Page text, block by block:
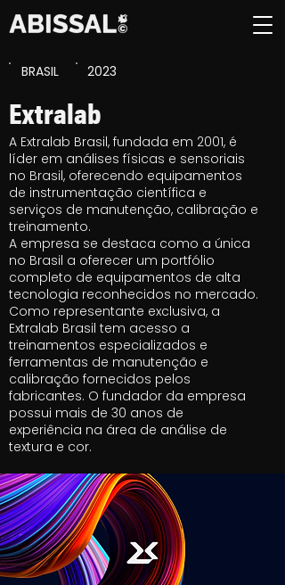
BRASIL 2023
Extralab
A Extralab Brasil, fundada em 2001, é
líder em análises físicas e sensoriais
no Brasil, oferecendo equipamentos
de instrumentação científica e
serviços de manutenção, calibração e
treinamento.
A empresa se destaca como a única
no Brasil a oferecer um portfólio
completo de equipamentos de alta
tecnologia reconhecidos no mercado.
Como representante exclusiva, a
Extralab Brasil tem acesso a
treinamentos especializados e
ferramentas de manutenção e
calibração fornecidos pelos
fabricantes. O fundador da empresa
possui mais de 30 anos de
experiência na área de análise de
textura e cor.